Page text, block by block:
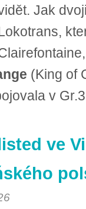
Jak
(King of
v
ve